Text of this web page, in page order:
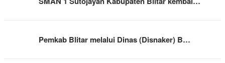
Pemkab Blitar melalui Dinas (Disnaker) B…